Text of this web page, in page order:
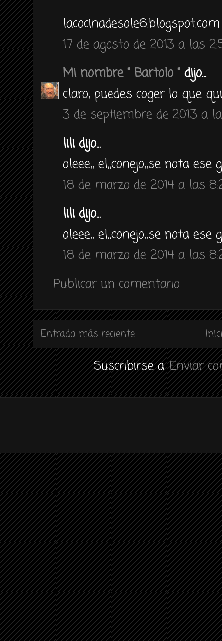
lacocinadesole6.blogspot.com
17 de agosto de 2013 a las
Mi nombre " Bartolo " dijo...
claro, puedes coger lo que
3 de septiembre de 2013 a
lili dijo...
oleee,, el,,conejo,,se nota ese
18 de marzo de 2014 a las
lili dijo...
oleee,, el,,conejo,,se nota ese
18 de marzo de 2014 a las
Publicar un comentario
Entrada más reciente
Suscribirse a:Enviar